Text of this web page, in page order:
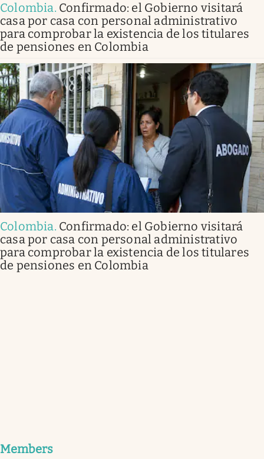
Colombia. Confirmado: el Gobierno visitará
casa por casa con personal administrativo
para comprobar la existencia de los titulares
de pensiones en Colombia
Colombia. Confirmado: el Gobierno visitará
casa por casa con personal administrativo
para comprobar la existencia de los titulares
de pensiones en Colombia
Members